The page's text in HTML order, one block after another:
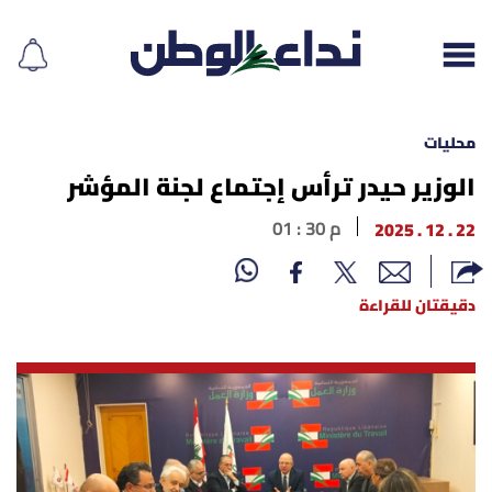
إقرأ الجريدة
لبنان
نداء اليوم
محليات
محليات
الوزير حيدر ترأس إجتماع لجنة المؤشر
22 . 12 . 2025 01 : 30 م
دقيقتان للقراءة